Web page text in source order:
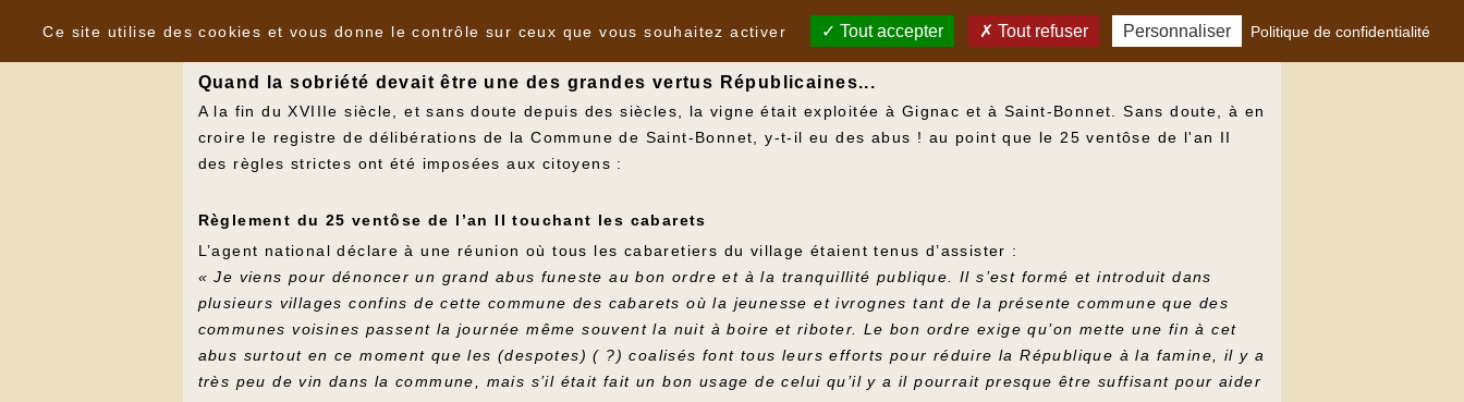
La vigne sur le Causse de Martel
Quand la sobriété devait être une des grandes vertus Républicaines...
A la fin du XVIIIe siècle, et sans doute depuis des siècles, la vigne était exploitée à Gignac et à Saint-Bonnet. Sans doute, à en
croire le registre de délibérations de la Commune de Saint-Bonnet, y-t-il eu des abus ! au point que le 25 ventôse de l'an II
des règles strictes ont été imposées aux citoyens :
Règlement du 25 ventôse de l’an II touchant les cabarets
L’agent national déclare à une réunion où tous les cabaretiers du village étaient tenus d’assister :
« Je viens pour dénoncer un grand abus funeste au bon ordre et à la tranquillité publique. Il s’est formé et introduit dans
plusieurs villages confins de cette commune des cabarets où la jeunesse et ivrognes tant de la présente commune que des
communes voisines passent la journée même souvent la nuit à boire et riboter. Le bon ordre exige qu’on mette une fin à cet
abus surtout en ce moment que les (despotes) ( ?) coalisés font tous leurs efforts pour réduire la République à la famine, il y a
très peu de vin dans la commune, mais s’il était fait un bon usage de celui qu’il y a il pourrait presque être suffisant pour aider
Ce site utilise des cookies et vous donne le contrôle sur ceux que vous souhaitez activer
Tout accepter Tout refuser Personnaliser Politique de confidentialité